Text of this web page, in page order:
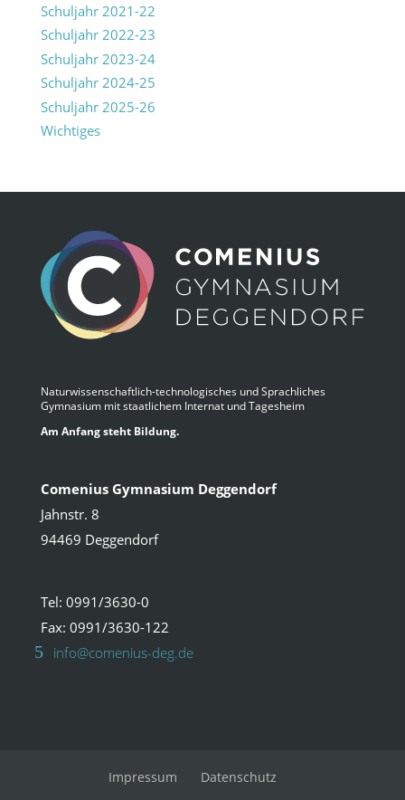
Schuljahr 2021-22
Schuljahr 2022-23
Schuljahr 2023-24
Schuljahr 2024-25
Schuljahr 2025-26
Wichtiges
Naturwissenschaftlich-technologisches und Sprachliches
Gymnasium mit staatlichem Internat und Tagesheim
Am Anfang steht Bildung.
Comenius Gymnasium Deggendorf
Jahnstr. 8
94469 Deggendorf
Tel: 0991/3630-0
Fax: 0991/3630-122
info@comenius-deg.de
Impressum Datenschutz